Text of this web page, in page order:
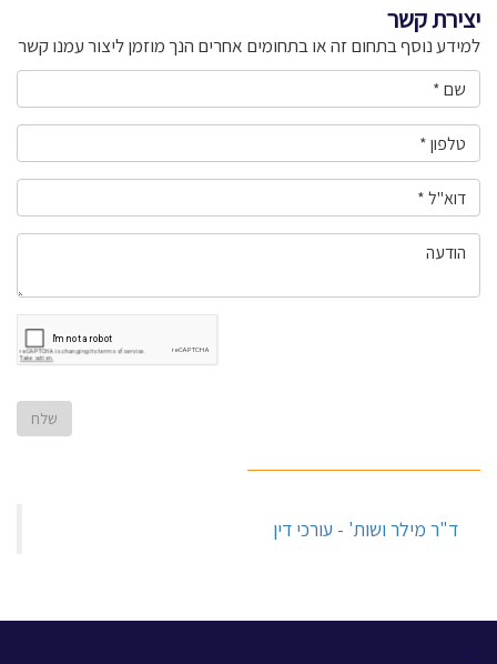
יצירת קשר
למידע נוסף בתחום זה או בתחומים אחרים הנך מוזמן ליצור עמנו קשר
‏ד"ר מילר ושות' - עורכי דין‏